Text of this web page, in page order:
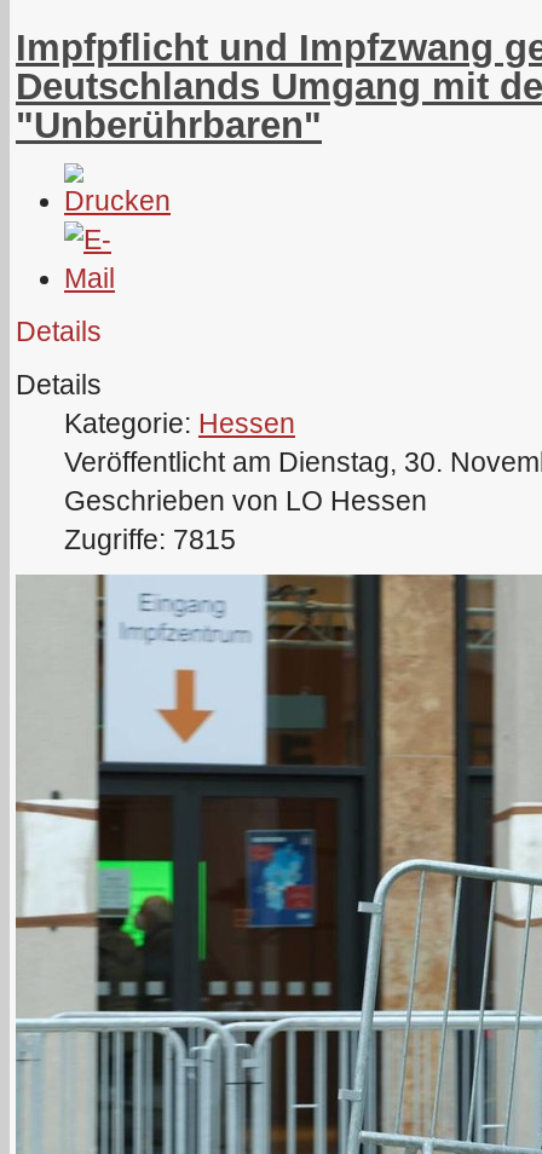
Impfpflicht und Impfzwang
Deutschlands Umgang mit
"Unberührbaren"
Details
Details
Kategorie: Hessen
Veröffentlicht am Dienstag, 30.
Geschrieben von LO Hessen
Zugriffe: 7815